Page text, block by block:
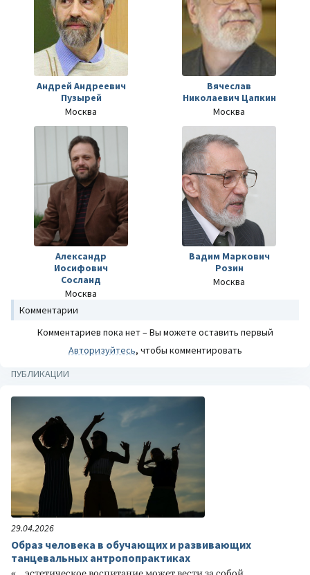
Андрей Андреевич
Пузырей
Москва
Вячеслав
Николаевич Цапкин
Москва
Александр
Иосифович
Сосланд
Москва
Вадим Маркович
Розин
Москва
Комментарии
Комментариев пока нет – Вы можете оставить первый
Авторизуйтесь, чтобы комментировать
ПУБЛИКАЦИИ
29.04.2026
Образ человека в обучающих и развивающих
танцевальных антропопрактиках